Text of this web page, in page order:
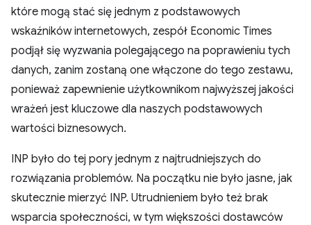
które mogą stać się jednym z podstawowych
wskaźników internetowych, zespół Economic Times
podjął się wyzwania polegającego na poprawieniu tych
danych, zanim zostaną one włączone do tego zestawu,
ponieważ zapewnienie użytkownikom najwyższej jakości
wrażeń jest kluczowe dla naszych podstawowych
wartości biznesowych.
INP było do tej pory jednym z najtrudniejszych do
rozwiązania problemów. Na początku nie było jasne, jak
skutecznie mierzyć INP. Utrudnieniem było też brak
wsparcia społeczności, w tym większości dostawców